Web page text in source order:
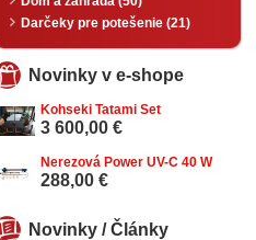
Darčeky pre potešenie (21)
Novinky v e-shope
Kohseki Tatami Set
3 600,00 €
Nerezová Power UV-C 40 W
288,00 €
Novinky / Články